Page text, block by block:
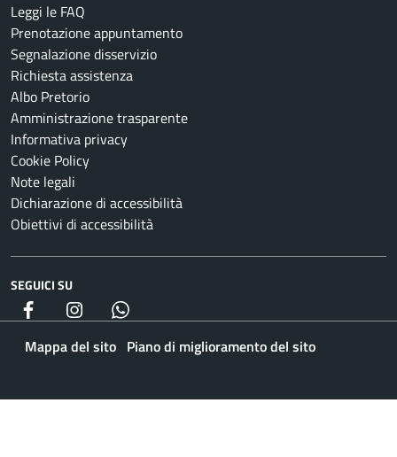
Leggi le FAQ
Prenotazione appuntamento
Segnalazione disservizio
Richiesta assistenza
Albo Pretorio
Amministrazione trasparente
Informativa privacy
Cookie Policy
Note legali
Dichiarazione di accessibilità
Obiettivi di accessibilità
SEGUICI SU
Facebook Instagram
Mappa del sito Piano di miglioramento del sito